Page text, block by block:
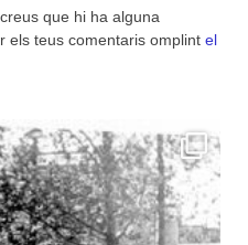
que hi ha alguna
els teus comentaris omplint el